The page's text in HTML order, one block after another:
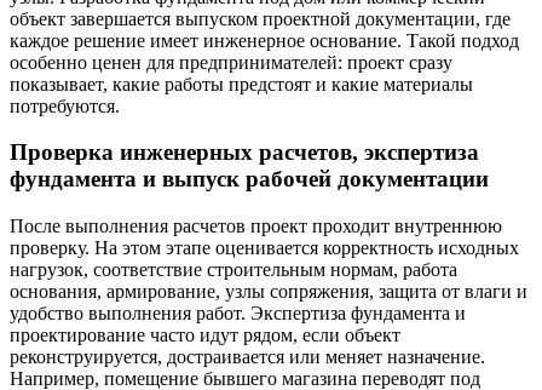
объект завершается выпуском проектной документации, где
каждое решение имеет инженерное основание. Такой подход
особенно ценен для предпринимателей: проект сразу
показывает, какие работы предстоят и какие материалы
потребуются.
Проверка инженерных расчетов, экспертиза
фундамента и выпуск рабочей документации
После выполнения расчетов проект проходит внутреннюю
проверку. На этом этапе оценивается корректность исходных
нагрузок, соответствие строительным нормам, работа
основания, армирование, узлы сопряжения, защита от влаги и
удобство выполнения работ. Экспертиза фундамента и
проектирование часто идут рядом, если объект
реконструируется, достраивается или меняет назначение.
Например, помещение бывшего магазина переводят под